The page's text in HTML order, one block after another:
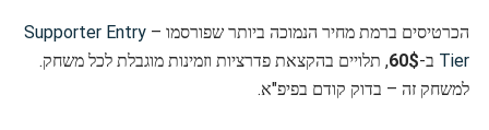
הכרטיסים ברמת מחיר הנמוכה ביותר שפורסמו – Supporter Entry
Tier ב-60$, תלויים בהקצאת פדרציות וזמינות מוגבלת לכל משחק.
למשחק זה – בדוק קודם בפיפ"א.